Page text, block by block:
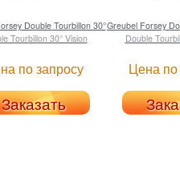
Double Tourbillon 30°
Tourbillon 30° Vision
по запросу
Заказать
Greubel Forsey
Double
Цена по